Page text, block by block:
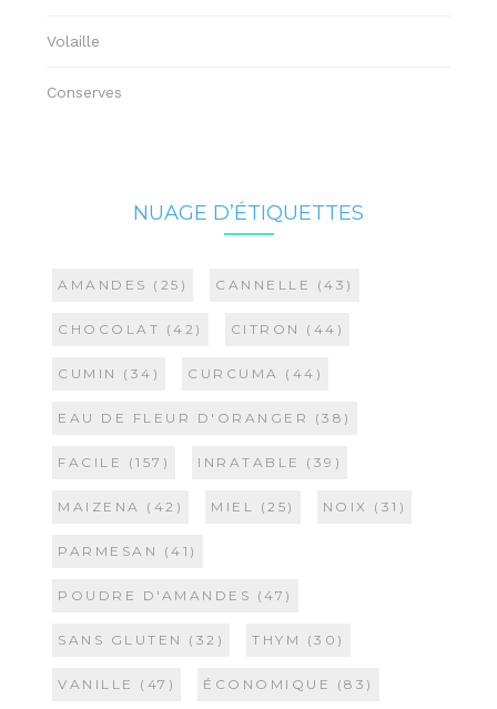
Volaille
Conserves
NUAGE D’ÉTIQUETTES
AMANDES (25) CANNELLE (43)
CHOCOLAT (42) CITRON (44)
CUMIN (34) CURCUMA (44)
EAU DE FLEUR D'ORANGER (38)
FACILE (157) INRATABLE (39)
MAIZENA (42) MIEL (25) NOIX (31)
PARMESAN (41)
POUDRE D'AMANDES (47)
SANS GLUTEN (32) THYM (30)
VANILLE (47) ÉCONOMIQUE (83)